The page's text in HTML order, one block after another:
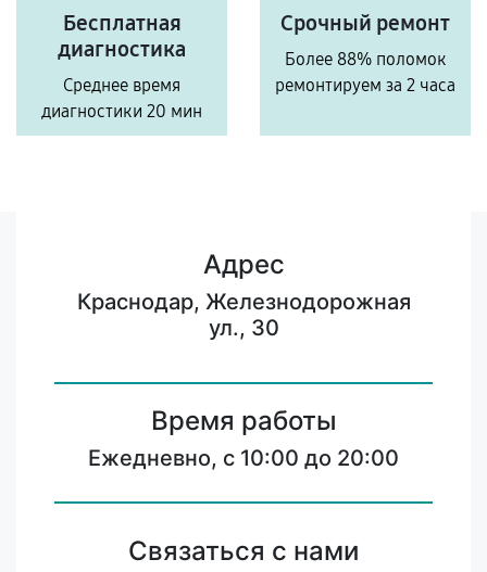
Бесплатная
диагностика
Среднее время
диагностики 20 мин
Срочный ремонт
Более 88% поломок
ремонтируем за 2 часа
Адрес
Краснодар, Железнодорожная
ул., 30
Время работы
Ежедневно, с 10:00 до 20:00
Связаться с нами